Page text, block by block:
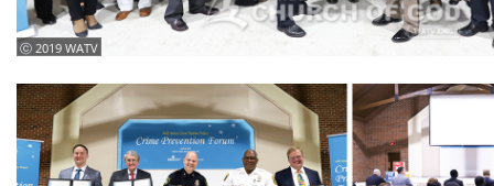
ⓒ 2019 WATV